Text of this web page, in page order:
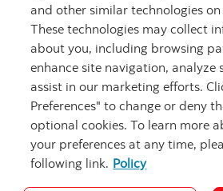
Que diriez-vous
bonifier votre
portefeuille
actifs
Communiquez avec un
and other similar technologies on
These technologies may collect
about you, including browsing
enhance site navigation, analyze
assist in our marketing efforts.
Preferences" to change or deny
optional cookies. To learn more
your preferences at any time,
following link. Policy